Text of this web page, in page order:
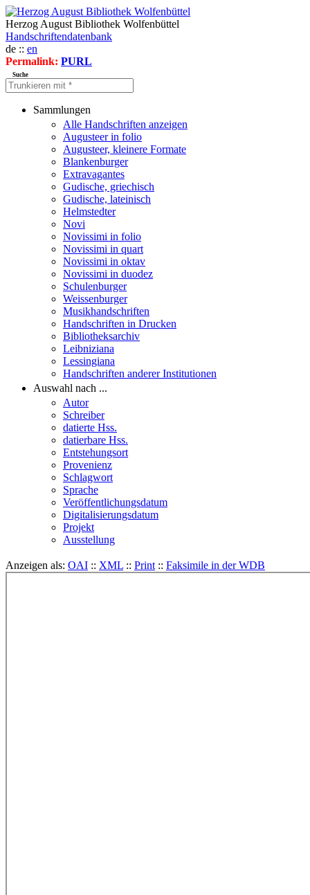
Herzog August Bibliothek Wolfenbüttel
Handschriftendatenbank
de :: en
Permalink: PURL
Suche
Sammlungen
Alle Handschriften anzeigen
Augusteer in folio
Augusteer, kleinere Formate
Blankenburger
Extravagantes
Gudische, griechisch
Gudische, lateinisch
Helmstedter
Novi
Novissimi in folio
Novissimi in quart
Novissimi in oktav
Novissimi in duodez
Schulenburger
Weissenburger
Musikhandschriften
Handschriften in Drucken
Bibliotheksarchiv
Leibniziana
Lessingiana
Handschriften anderer Institutionen
Auswahl nach ...
Autor
Schreiber
datierte Hss.
datierbare Hss.
Entstehungsort
Provenienz
Schlagwort
Sprache
Veröffentlichungsdatum
Digitalisierungsdatum
Projekt
Ausstellung
Anzeigen als: OAI :: XML :: Print :: Faksimile in der WDB